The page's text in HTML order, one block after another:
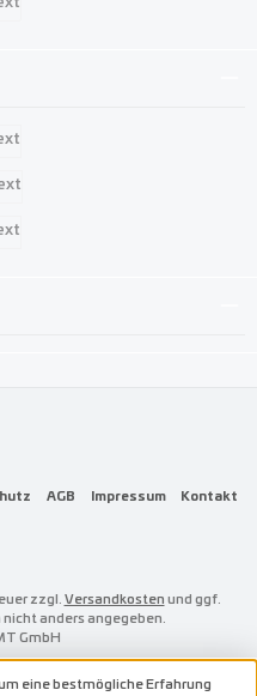
AGB Impressum Kontakt
zzgl. Versandkostenund ggf.
anders angegeben.
GmbH
eine bestmögliche Erfahrung